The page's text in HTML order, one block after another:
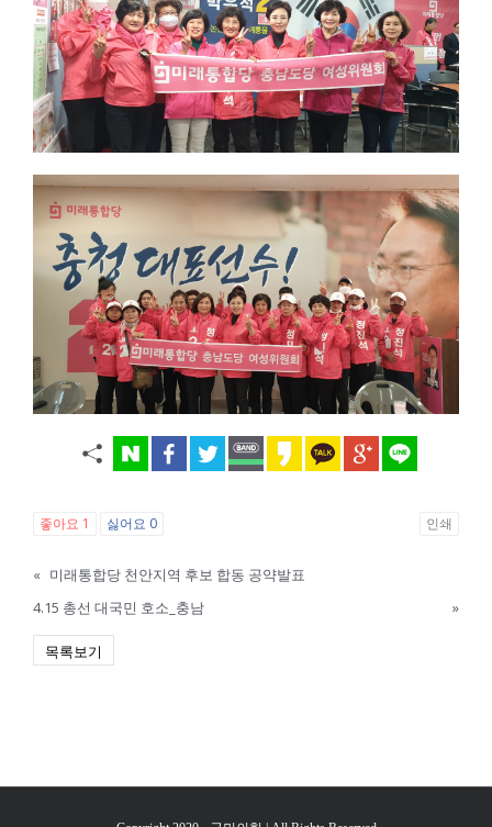
좋아요 1 싫어요 0 인쇄
« 미래통합당 천안지역 후보 합동 공약발표
4.15 총선 대국민 호소_충남
»
목록보기